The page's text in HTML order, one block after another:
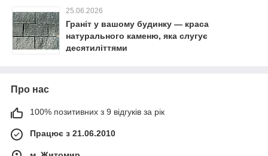
25.06.2026
Граніт у вашому будинку — краса
натурального каменю, яка слугує
десятиліттями
Про нас
100% позитивних з 9 відгуків за рік
Працює з 21.06.2010